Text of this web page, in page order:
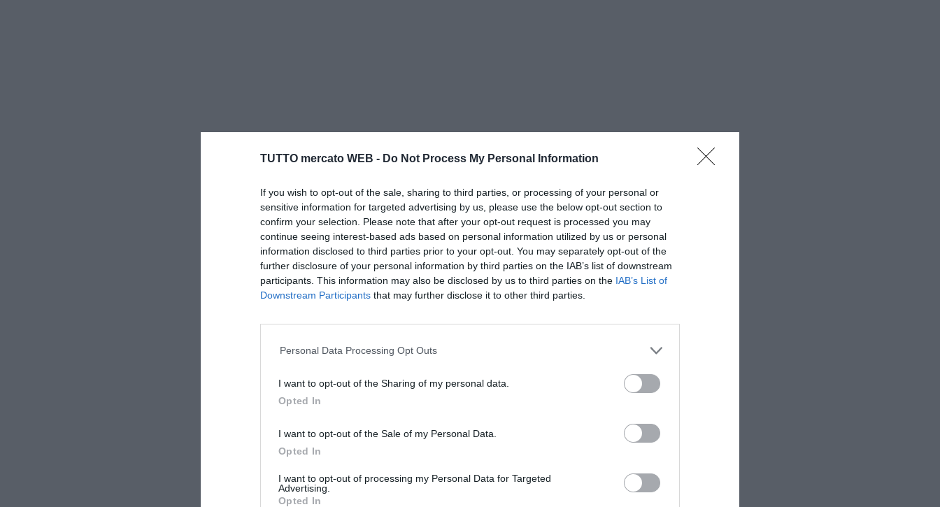
TUTTO mercato WEB - Do Not Process My Personal Information
If you wish to opt-out of the sale, sharing to third parties, or processing of your personal or
sensitive information for targeted advertising by us, please use the below opt-out section to
confirm your selection. Please note that after your opt-out request is processed you may
continue seeing interest-based ads based on personal information utilized by us or personal
information disclosed to third parties prior to your opt-out. You may separately opt-out of the
further disclosure of your personal information by third parties on the IAB’s list of downstream
participants. This information may also be disclosed by us to third parties on the IAB’s List of
Downstream Participants that may further disclose it to other third parties.
Personal Data Processing Opt Outs
I want to opt-out of the Sharing of my personal data.
Opted In
I want to opt-out of the Sale of my Personal Data.
Opted In
I want to opt-out of processing my Personal Data for Targeted
Advertising.
Opted In